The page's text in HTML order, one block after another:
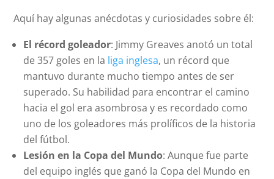
Aquí hay algunas anécdotas y curiosidades sobre él:
El récord goleador: Jimmy Greaves anotó un total
de 357 goles en la liga inglesa, un récord que
mantuvo durante mucho tiempo antes de ser
superado. Su habilidad para encontrar el camino
hacia el gol era asombrosa y es recordado como
uno de los goleadores más prolíficos de la historia
del fútbol.
Lesión en la Copa del Mundo: Aunque fue parte
del equipo inglés que ganó la Copa del Mundo en